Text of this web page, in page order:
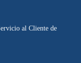
al Cliente de